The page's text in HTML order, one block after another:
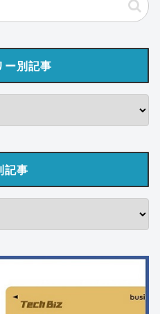
ー別記事
記事